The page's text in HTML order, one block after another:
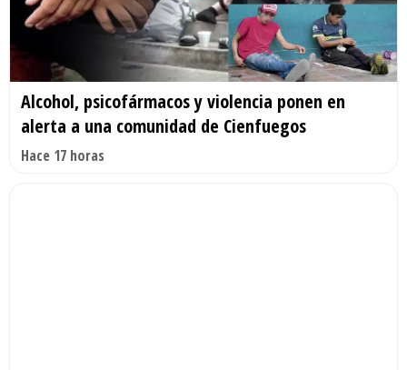
Alcohol, psicofármacos y violencia ponen en
alerta a una comunidad de Cienfuegos
Hace 17 horas